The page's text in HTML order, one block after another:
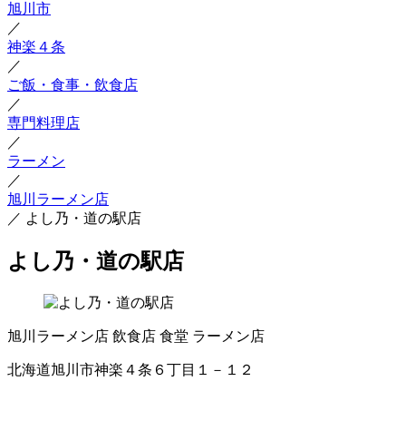
旭川市
／
神楽４条
／
ご飯・食事・飲食店
／
専門料理店
／
ラーメン
／
旭川ラーメン店
／ よし乃・道の駅店
よし乃・道の駅店
旭川ラーメン店 飲食店 食堂 ラーメン店
北海道旭川市神楽４条６丁目１－１２